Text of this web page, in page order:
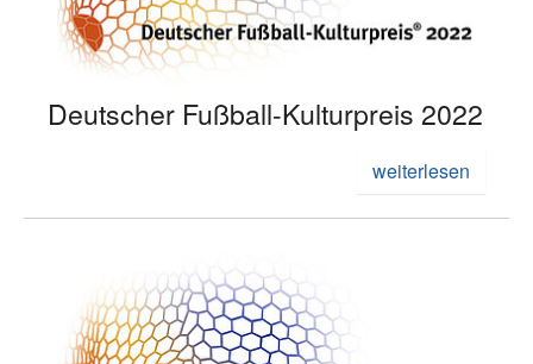
Deutscher Fußball-Kulturpreis 2022
weiterlesen